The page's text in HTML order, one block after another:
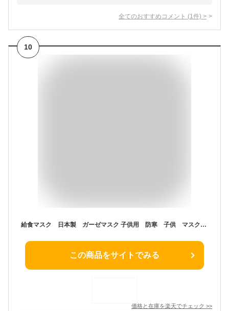
全てのおすすめコメント (1 件) >
10
給食マスク 日本製 ガーゼマスク 子供用 防寒 子供 マスク ガーゼ 給食当番 洗えるマスク ハドメイド 子供 小学生 プレゼント 入園入学 経済的 痛くなりにくい インナーマスク 9×13センチ
この商品をサイトでみる
価格と在庫を楽天でチェック >>